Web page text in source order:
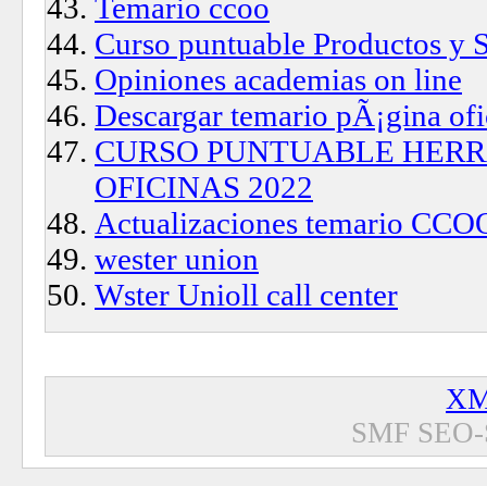
Temario ccoo
Curso puntuable Productos y
Opiniones academias on line
Descargar temario pÃ¡gina
CURSO PUNTUABLE
OFICINAS 2022
Actualizaciones temario
wester union
Wster Unioll call center
SMF